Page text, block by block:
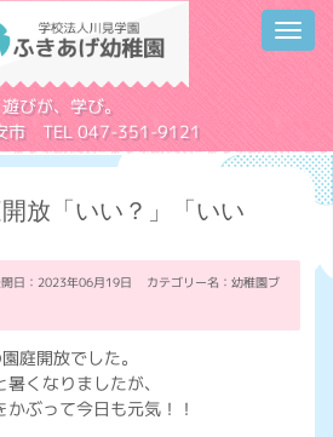
遊びが、学び。
市 TEL 047-351-9121
放「いい？」「いい
日：2023年06月19日 カテゴリー名： 幼稚園ブ
庭開放でした。
くなりましたが、
ぶって今日も元気！！